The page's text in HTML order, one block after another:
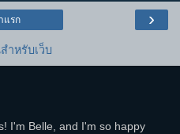
›
แรก
ำหรับเว็บ
I'm Belle, and I'm so happy